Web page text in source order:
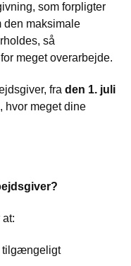
som forpligter
den maksimale
så
meget overarbejde.
fra den 1. juli
hvor meget dine
tilgængeligt